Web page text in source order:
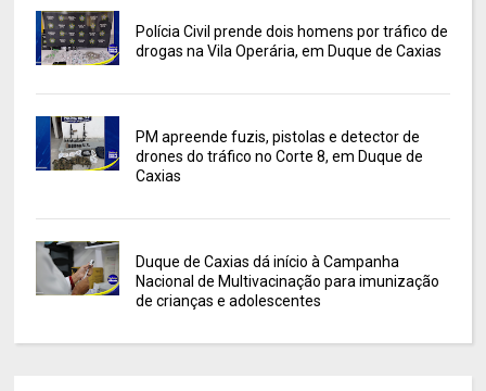
Polícia Civil prende dois homens por tráfico de
drogas na Vila Operária, em Duque de Caxias
PM apreende fuzis, pistolas e detector de
drones do tráfico no Corte 8, em Duque de
Caxias
Duque de Caxias dá início à Campanha
Nacional de Multivacinação para imunização
de crianças e adolescentes